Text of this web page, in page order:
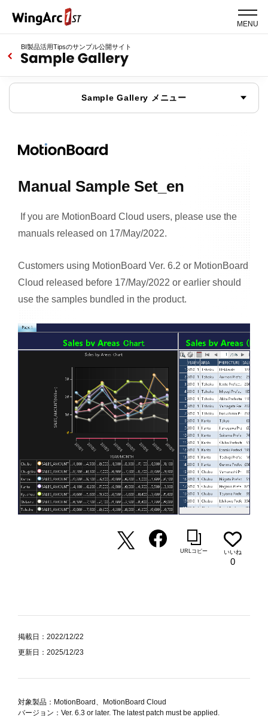
MENU
BI製品活用Tipsのサンプル公開サイト
Sample Gallery メニュー
Manual Sample Set_en
If you are MotionBoard Cloud users, please use the
manuals released on 17/May/2022.
Customers using MotionBoard Ver. 6.2 or MotionBoard
Cloud released before 17/May/2022 or earlier should
use the samples bundled in the product.
対象製品：MotionBoard、MotionBoard Cloud
バージョン：Ver. 6.3 or later. The latest patch must be applied.
掲載日：2022/12/22
更新日：2025/12/23
URLコピー いいね
0